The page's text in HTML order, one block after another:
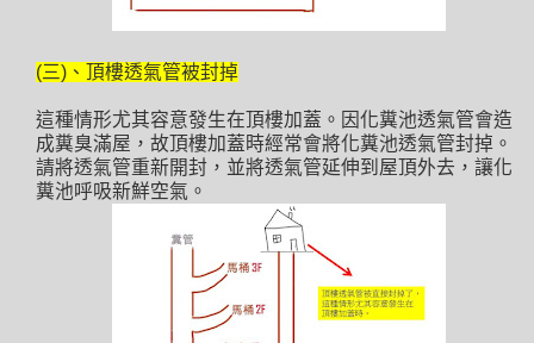
(三)、頂樓透氣管被封掉
這種情形尤其容意發生在頂樓加蓋。因化糞池透氣管會造
成糞臭滿屋，故頂樓加蓋時經常會將化糞池透氣管封掉。
請將透氣管重新開封，並將透氣管延伸到屋頂外去，讓化
糞池呼吸新鮮空氣。